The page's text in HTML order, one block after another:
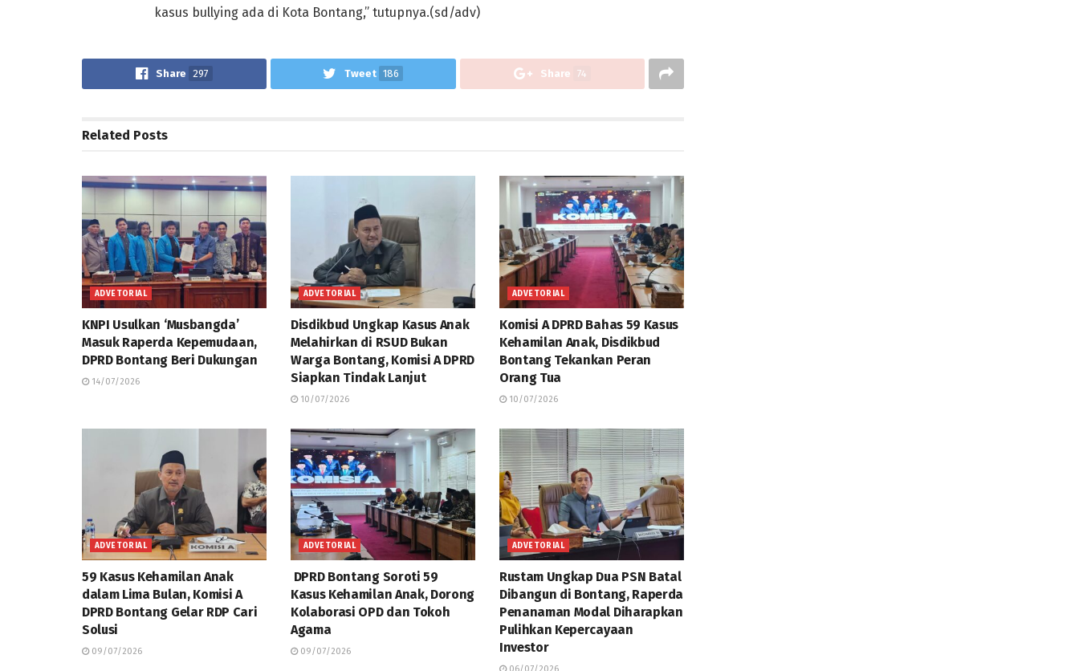
kasus bullying ada di Kota Bontang,” tutupnya.(sd/adv)
Share 297 Tweet 186 Share 74
Related Posts
ADVETORIAL
KNPI Usulkan ‘Musbangda’
Masuk Raperda Kepemudaan,
DPRD Bontang Beri Dukungan
14/07/2026
ADVETORIAL
Disdikbud Ungkap Kasus Anak
Melahirkan di RSUD Bukan
Warga Bontang, Komisi A DPRD
Siapkan Tindak Lanjut
10/07/2026
ADVETORIAL
Komisi A DPRD Bahas 59 Kasus
Kehamilan Anak, Disdikbud
Bontang Tekankan Peran
Orang Tua
10/07/2026
ADVETORIAL
59 Kasus Kehamilan Anak
dalam Lima Bulan, Komisi A
DPRD Bontang Gelar RDP Cari
Solusi
09/07/2026
ADVETORIAL
DPRD Bontang Soroti 59
Kasus Kehamilan Anak, Dorong
Kolaborasi OPD dan Tokoh
Agama
09/07/2026
ADVETORIAL
Rustam Ungkap Dua PSN Batal
Dibangun di Bontang, Raperda
Penanaman Modal Diharapkan
Pulihkan Kepercayaan
Investor